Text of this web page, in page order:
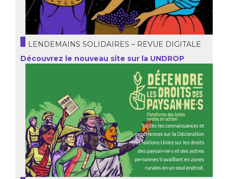
LENDEMAINS SOLIDAIRES – REVUE DIGITALE
Découvrez le nouveau site sur la UNDROP